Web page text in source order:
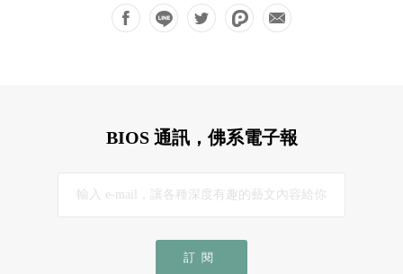
BIOS 通訊，佛系電子報
訂閱